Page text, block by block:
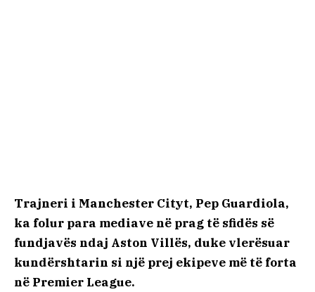
Trajneri i Manchester Cityt, Pep Guardiola,
ka folur para mediave në prag të sfidës së
fundjavës ndaj Aston Villës, duke vlerësuar
kundërshtarin si një prej ekipeve më të forta
në Premier League.